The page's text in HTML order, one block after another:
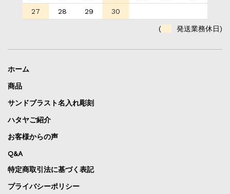
27
28 29 30
( 発送業務休日)
ホーム
商品
サンドブラスト名入れ彫刻
ハタヤご紹介
お客様からの声
Q&A
特定商取引法に基づく表記
プライバシーポリシー